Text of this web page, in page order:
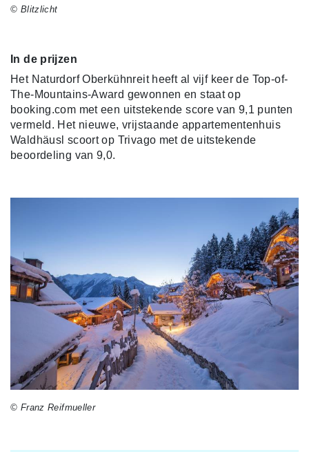
© Blitzlicht
In de prijzen
Het Naturdorf Oberkühnreit heeft al vijf keer de Top-of-
The-Mountains-Award gewonnen en staat op
booking.com met een uitstekende score van 9,1 punten
vermeld. Het nieuwe, vrijstaande appartementenhuis
Waldhäusl scoort op Trivago met de uitstekende
beoordeling van 9,0.
© Franz Reifmueller